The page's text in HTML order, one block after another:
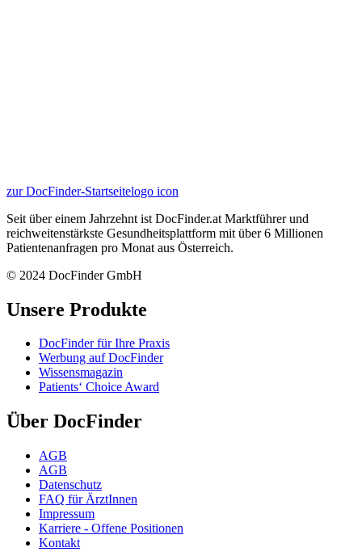
zur DocFinder-Startseitelogo icon
Seit über einem Jahrzehnt ist DocFinder.at Marktführer und
reichweitenstärkste Gesundheitsplattform mit über 6 Millionen
Patientenanfragen pro Monat aus Österreich.
© 2024 DocFinder GmbH
Unsere Produkte
DocFinder für Ihre Praxis
Werbung auf DocFinder
Wissensmagazin
Patients‘ Choice Award
Über DocFinder
AGB
AGB
Datenschutz
FAQ für ÄrztInnen
Impressum
Karriere - Offene Positionen
Kontakt